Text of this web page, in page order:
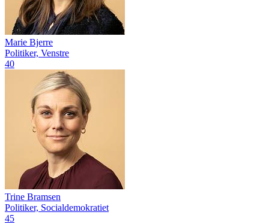
Marie Bjerre
Politiker, Venstre
40
Trine Bramsen
Politiker, Socialdemokratiet
45